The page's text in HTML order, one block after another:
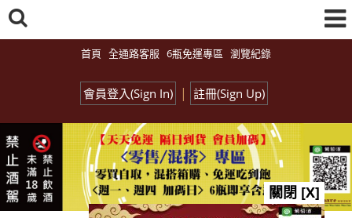
首頁 全通路客服 6瓶免運專區 瀏覽紀錄
會員登入(Sign In) | 註冊(Sign Up)
關閉 [X]